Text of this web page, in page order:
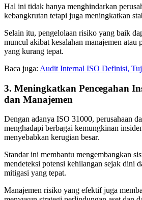
Hal ini tidak hanya menghindarkan
kebangkrutan tetapi juga meningkatkan
Selain itu, pengelolaan risiko yang baik
muncul akibat kesalahan manajemen atau
yang kurang tepat.
Baca juga: Audit Internal ISO Definisi,
3. Meningkatkan Pencegahan
dan Manajemen
Dengan adanya ISO 31000, perusahaan
menghadapi berbagai kemungkinan
menyebabkan kerugian besar.
Standar ini membantu mengembangkan
mendeteksi potensi kehilangan sejak dini
mitigasi yang tepat.
Manajemen risiko yang efektif juga